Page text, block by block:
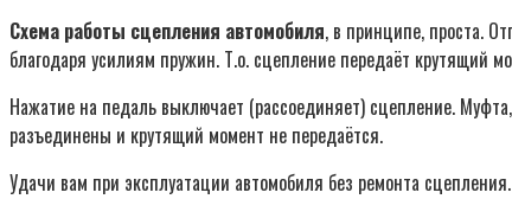
Схема работы сцепления автомобиля, в принципе, проста.
благодаря усилиям пружин. Т.о. сцепление передаёт крутящий
Нажатие на педаль выключает (рассоединяет) сцепление.
разъединены и крутящий момент не передаётся.
Удачи вам при эксплуатации автомобиля без ремонта сцепления.